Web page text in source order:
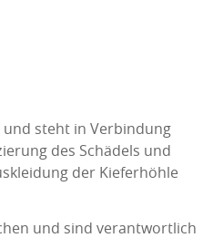
und steht in Verbindung
des Schädels und
der Kieferhöhle
und sind verantwortlich